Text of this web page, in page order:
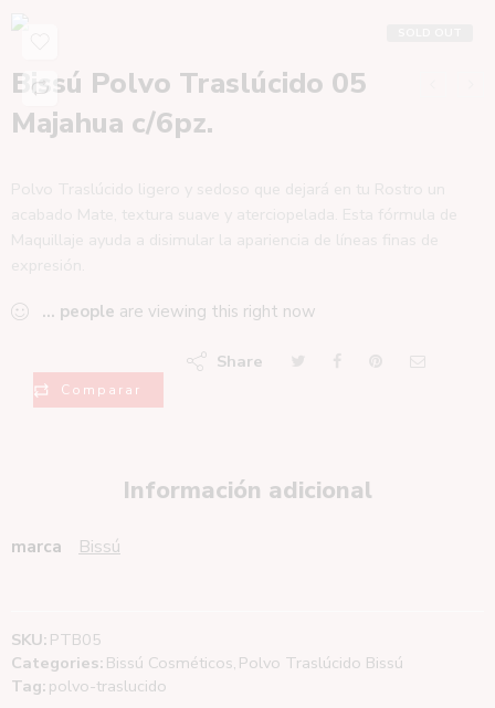
Bissú Polvo Traslúcido 05
Majahua c/6pz.
... people are viewing this right now
Comparar
Share
Información adicional
marca Bissú
SKU: PTB05
Categories: Bissú Cosméticos, Polvo Traslúcido Bissú
Tag: polvo-traslucido